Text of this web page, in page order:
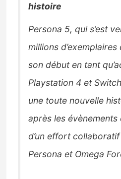
Bons plans
Guides
histoire
Persona 5, qui s’est
millions
son début en tant
Playstation 4 et
une toute nouvelle
après les
d’un effort
Persona et Omega